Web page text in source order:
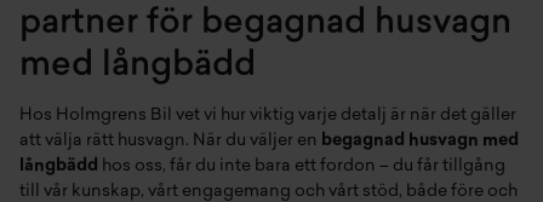
partner för begagnad husvagn
med långbädd
Hos Holmgrens Bil vet vi hur viktig varje detalj är när det gäller
att välja rätt husvagn. När du väljer en begagnad husvagn med
långbädd hos oss, får du inte bara ett fordon – du får tillgång
till vår kunskap, vårt engagemang och vårt stöd, både före och